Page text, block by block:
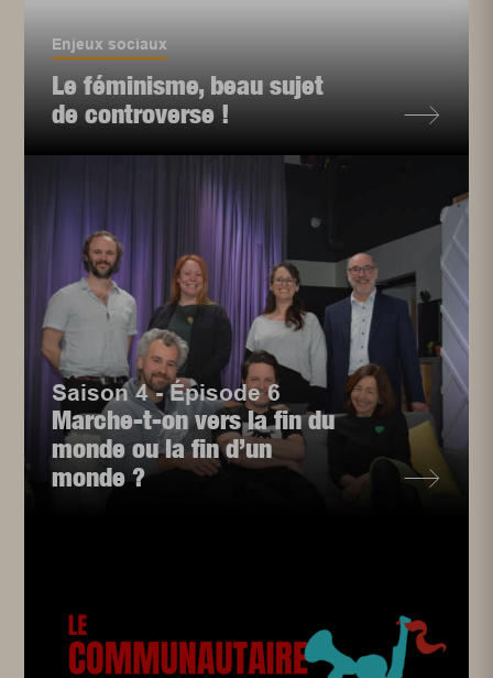
Enjeux sociaux
Le féminisme, beau sujet
de controverse !
Saison 4 - Épisode 6
Marche-t-on vers la fin du
monde ou la fin d’un
monde ?